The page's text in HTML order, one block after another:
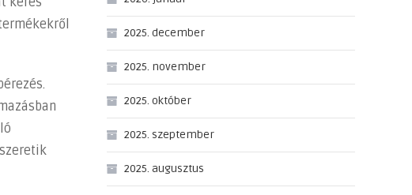
2025. december
2025. november
2025. október
2025. szeptember
2025. augusztus